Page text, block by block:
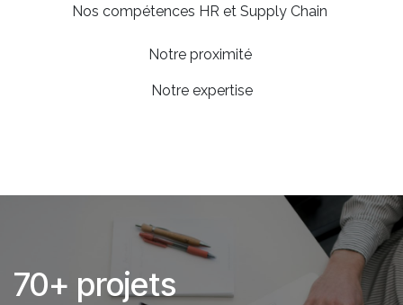
Nos compétences HR et Supply Chain
Notre proximité
Notre expertise
70+ projets